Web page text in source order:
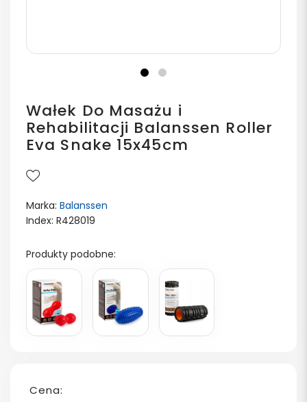
Wałek Do Masażu i
Rehabilitacji Balanssen Roller
Eva Snake 15x45cm
Marka: Balanssen
Index: R428019
Produkty podobne:
Cena: